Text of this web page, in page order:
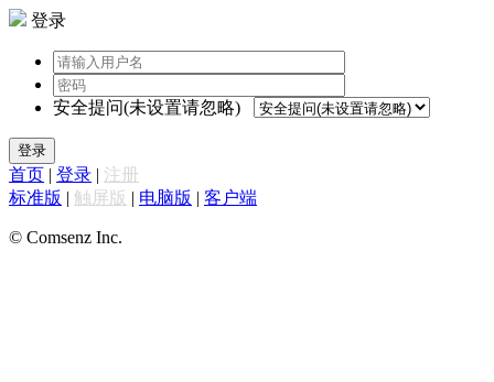
登录
安全提问(未设置请忽略)
登录
首页 | 登录 | 注册
标准版 | 触屏版 | 电脑版 | 客户端
© Comsenz Inc.